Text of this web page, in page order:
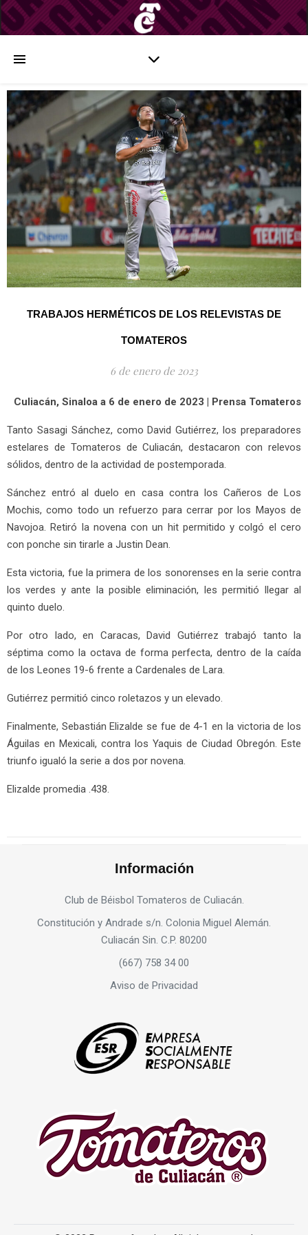
TRABAJOS HERMÉTICOS DE LOS RELEVISTAS DE
TOMATEROS
6 de enero de 2023
Culiacán, Sinaloa a 6 de enero de 2023 | Prensa Tomateros
Tanto Sasagi Sánchez, como David Gutiérrez, los preparadores
estelares de Tomateros de Culiacán, destacaron con relevos
sólidos, dentro de la actividad de postemporada.
Sánchez entró al duelo en casa contra los Cañeros de Los
Mochis, como todo un refuerzo para cerrar por los Mayos de
Navojoa. Retiró la novena con un hit permitido y colgó el cero
con ponche sin tirarle a Justin Dean.
Esta victoria, fue la primera de los sonorenses en la serie contra
los verdes y ante la posible eliminación, les permitió llegar al
quinto duelo.
Por otro lado, en Caracas, David Gutiérrez trabajó tanto la
séptima como la octava de forma perfecta, dentro de la caída
de los Leones 19-6 frente a Cardenales de Lara.
Gutiérrez permitió cinco roletazos y un elevado.
Finalmente, Sebastián Elizalde se fue de 4-1 en la victoria de los
Águilas en Mexicali, contra los Yaquis de Ciudad Obregón. Este
triunfo igualó la serie a dos por novena.
Elizalde promedia .438.
Información
Club de Béisbol Tomateros de Culiacán.
Constitución y Andrade s/n. Colonia Miguel Alemán.
Culiacán Sin. C.P. 80200
(667) 758 34 00
Aviso de Privacidad